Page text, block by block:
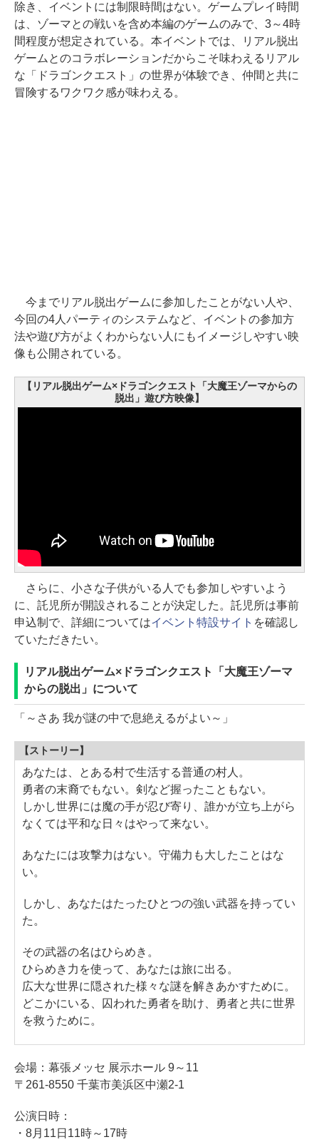
除き、イベントには制限時間はない。ゲームプレイ時間
は、ゾーマとの戦いを含め本編のゲームのみで、3～4時
間程度が想定されている。本イベントでは、リアル脱出
ゲームとのコラボレーションだからこそ味わえるリアル
な「ドラゴンクエスト」の世界が体験でき、仲間と共に
冒険するワクワク感が味わえる。
今までリアル脱出ゲームに参加したことがない人や、
今回の4人パーティのシステムなど、イベントの参加方
法や遊び方がよくわからない人にもイメージしやすい映
像も公開されている。
【リアル脱出ゲーム×ドラゴンクエスト「大魔王ゾーマからの
脱出」遊び方映像】
さらに、小さな子供がいる人でも参加しやすいよう
に、託児所が開設されることが決定した。託児所は事前
申込制で、詳細についてはイベント特設サイト を確認し
ていただきたい。
リアル脱出ゲーム×ドラゴンクエスト「大魔王ゾーマ
からの脱出」について
「～さあ 我が謎の中で息絶えるがよい～」
【ストーリー】
あなたは、とある村で生活する普通の村人。
勇者の末裔でもない。剣など握ったこともない。
しかし世界には魔の手が忍び寄り、誰かが立ち上がら
なくては平和な日々はやって来ない。
あなたには攻撃力はない。守備力も大したことはな
い。
しかし、あなたはたったひとつの強い武器を持ってい
た。
その武器の名はひらめき。
ひらめき力を使って、あなたは旅に出る。
広大な世界に隠された様々な謎を解きあかすために。
どこかにいる、囚われた勇者を助け、勇者と共に世界
を救うために。
会場：幕張メッセ 展示ホール 9～11
〒261-8550 千葉市美浜区中瀬2-1
公演日時：
・8月11日11時～17時